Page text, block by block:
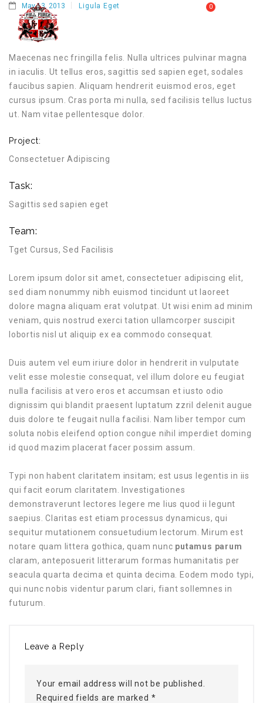
0
May 13, 2013 Ligula Eget
Maecenas nec fringilla felis. Nulla ultrices pulvinar magna
in iaculis. Ut tellus eros, sagittis sed sapien eget, sodales
faucibus sapien. Aliquam hendrerit euismod eros, eget
cursus ipsum. Cras porta mi nulla, sed facilisis tellus luctus
ut. Nam vitae pellentesque dolor.
Project:
Consectetuer Adipiscing
Task:
Sagittis sed sapien eget
Team:
Tget Cursus, Sed Facilisis
Lorem ipsum dolor sit amet, consectetuer adipiscing elit,
sed diam nonummy nibh euismod tincidunt ut laoreet
dolore magna aliquam erat volutpat. Ut wisi enim ad minim
veniam, quis nostrud exerci tation ullamcorper suscipit
lobortis nisl ut aliquip ex ea commodo consequat.
Duis autem vel eum iriure dolor in hendrerit in vulputate
velit esse molestie consequat, vel illum dolore eu feugiat
nulla facilisis at vero eros et accumsan et iusto odio
dignissim qui blandit praesent luptatum zzril delenit augue
duis dolore te feugait nulla facilisi. Nam liber tempor cum
soluta nobis eleifend option congue nihil imperdiet doming
id quod mazim placerat facer possim assum.
Typi non habent claritatem insitam; est usus legentis in iis
qui facit eorum claritatem. Investigationes
demonstraverunt lectores legere me lius quod ii legunt
saepius. Claritas est etiam processus dynamicus, qui
sequitur mutationem consuetudium lectorum. Mirum est
notare quam littera gothica, quam nunc putamus parum
claram, anteposuerit litterarum formas humanitatis per
seacula quarta decima et quinta decima. Eodem modo typi,
qui nunc nobis videntur parum clari, fiant sollemnes in
futurum.
Leave a Reply
Your email address will not be published.
Required fields are marked *